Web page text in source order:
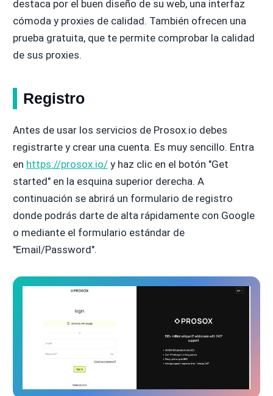
destaca por el buen diseño de su web, una interfaz
cómoda y proxies de calidad. También ofrecen una
prueba gratuita, que te permite comprobar la calidad
de sus proxies.
Registro
Antes de usar los servicios de Prosox.io debes
registrarte y crear una cuenta. Es muy sencillo. Entra
en https://prosox.io/y haz clic en el botón "Get
started" en la esquina superior derecha. A
continuación se abrirá un formulario de registro
donde podrás darte de alta rápidamente con Google
o mediante el formulario estándar de
"Email/Password".